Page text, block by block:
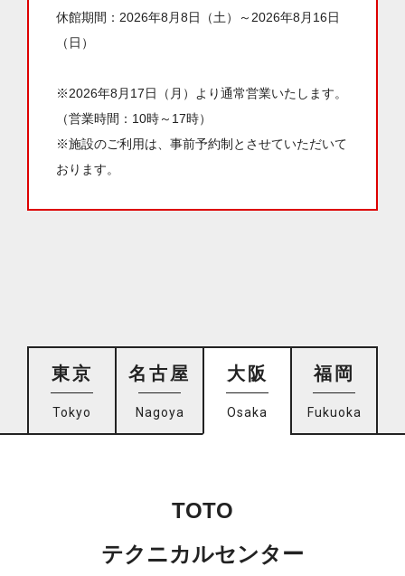
休館期間：2026年8月8日（土）～2026年8月16日
（日）
※2026年8月17日（月）より通常営業いたします。
（営業時間：10時～17時）
※施設のご利用は、事前予約制とさせていただいて
おります。
東京
Tokyo
名古屋
Nagoya
大阪
Osaka
福岡
Fukuoka
TOTO
テクニカルセンター